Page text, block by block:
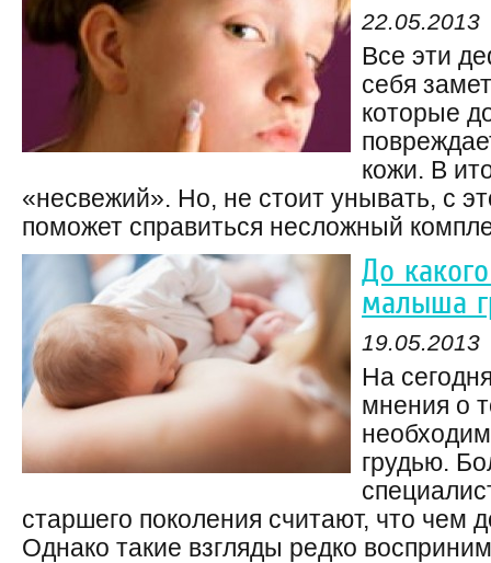
22.05.2013
Все эти
себя
которые
кожи. В
«несвежий». Но, не стоит унывать, с
поможет справиться несложный
До
малыша
19.05.2013
На
мнения о
грудью.
старшего поколения считают, что чем
Однако такие взгляды редко